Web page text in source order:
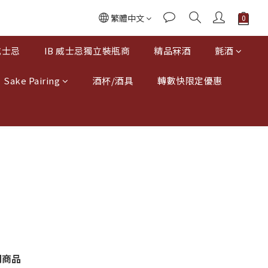
繁體中文
忌 IB 威士忌獨立裝瓶商 精品冧酒 氈酒
Sake Pairing 酒杯/酒具 轉數快限定優惠
品